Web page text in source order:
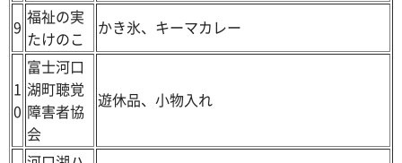
9 福祉の実
たけのこ
かき氷、キーマカレー
1
0
富士河口
湖町聴覚
障害者協
会
遊休品、小物入れ